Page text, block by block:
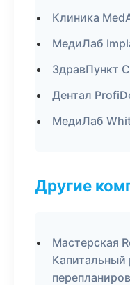
Клиника
МедиЛаб
ЗдравПункт
Дентал
МедиЛаб
Другие
Мастерская
Капитальный